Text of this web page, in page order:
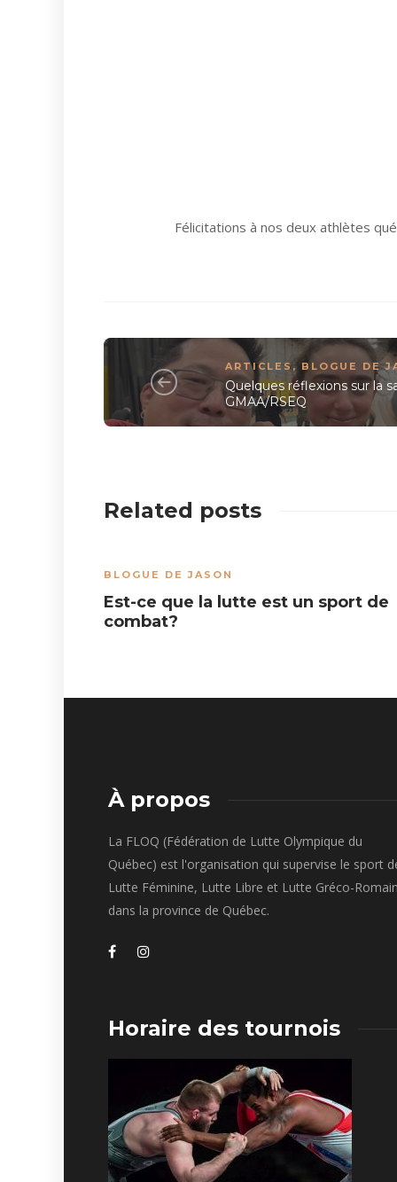
Félicitations à nos deux athlètes
ARTICLES , BLOGUE DE
Quelques réflexions sur la
GMAA/RSEQ
Related posts
BLOGUE DE JASON
Est-ce que la lutte est un sport de
combat?
À propos
La FLOQ (Fédération de Lutte Olympique du
Québec) est l'organisation qui supervise le sport
Lutte Féminine, Lutte Libre et Lutte Gréco-
dans la province de Québec.
Horaire des tournois